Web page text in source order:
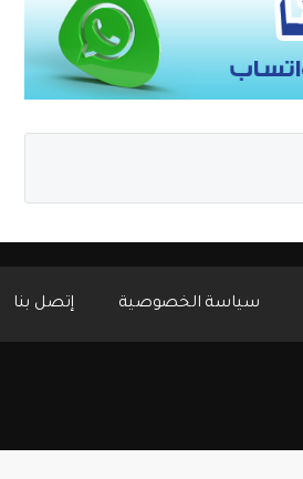
سياسة الخصوصية إتصل بنا